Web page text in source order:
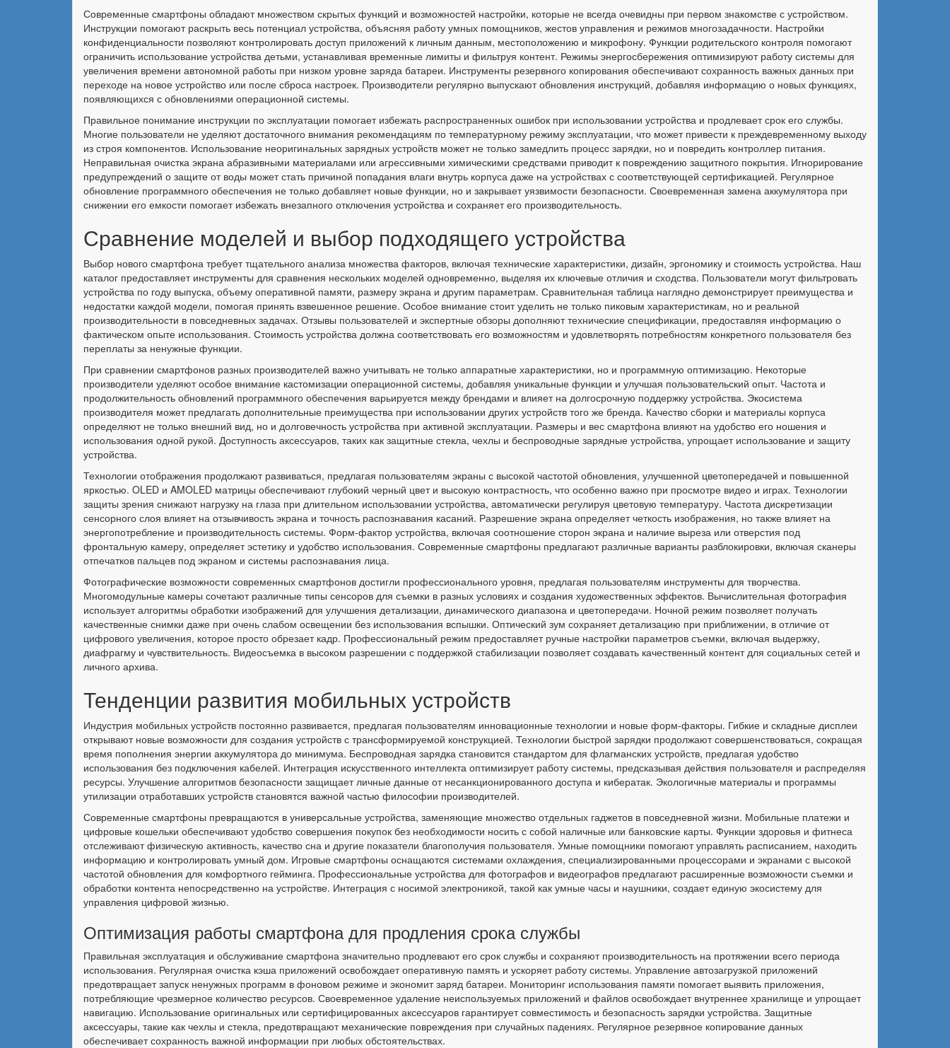
Современные смартфоны обладают множеством скрытых функций и возможностей настройки, которые не всегда очевидны при первом знакомстве с устройством.
Инструкции помогают раскрыть весь потенциал устройства, объясняя работу умных помощников, жестов управления и режимов многозадачности. Настройки
конфиденциальности позволяют контролировать доступ приложений к личным данным, местоположению и микрофону. Функции родительского контроля помогают
ограничить использование устройства детьми, устанавливая временные лимиты и фильтруя контент. Режимы энергосбережения оптимизируют работу системы для
увеличения времени автономной работы при низком уровне заряда батареи. Инструменты резервного копирования обеспечивают сохранность важных данных при
переходе на новое устройство или после сброса настроек. Производители регулярно выпускают обновления инструкций, добавляя информацию о новых функциях,
появляющихся с обновлениями операционной системы.
Правильное понимание инструкции по эксплуатации помогает избежать распространенных ошибок при использовании устройства и продлевает срок его службы.
Многие пользователи не уделяют достаточного внимания рекомендациям по температурному режиму эксплуатации, что может привести к преждевременному выходу
из строя компонентов. Использование неоригинальных зарядных устройств может не только замедлить процесс зарядки, но и повредить контроллер питания.
Неправильная очистка экрана абразивными материалами или агрессивными химическими средствами приводит к повреждению защитного покрытия. Игнорирование
предупреждений о защите от воды может стать причиной попадания влаги внутрь корпуса даже на устройствах с соответствующей сертификацией. Регулярное
обновление программного обеспечения не только добавляет новые функции, но и закрывает уязвимости безопасности. Своевременная замена аккумулятора при
снижении его емкости помогает избежать внезапного отключения устройства и сохраняет его производительность.
Сравнение моделей и выбор подходящего устройства
Выбор нового смартфона требует тщательного анализа множества факторов, включая технические характеристики, дизайн, эргономику и стоимость устройства. Наш
каталог предоставляет инструменты для сравнения нескольких моделей одновременно, выделяя их ключевые отличия и сходства. Пользователи могут фильтровать
устройства по году выпуска, объему оперативной памяти, размеру экрана и другим параметрам. Сравнительная таблица наглядно демонстрирует преимущества и
недостатки каждой модели, помогая принять взвешенное решение. Особое внимание стоит уделить не только пиковым характеристикам, но и реальной
производительности в повседневных задачах. Отзывы пользователей и экспертные обзоры дополняют технические спецификации, предоставляя информацию о
фактическом опыте использования. Стоимость устройства должна соответствовать его возможностям и удовлетворять потребностям конкретного пользователя без
переплаты за ненужные функции.
При сравнении смартфонов разных производителей важно учитывать не только аппаратные характеристики, но и программную оптимизацию. Некоторые
производители уделяют особое внимание кастомизации операционной системы, добавляя уникальные функции и улучшая пользовательский опыт. Частота и
продолжительность обновлений программного обеспечения варьируется между брендами и влияет на долгосрочную поддержку устройства. Экосистема
производителя может предлагать дополнительные преимущества при использовании других устройств того же бренда. Качество сборки и материалы корпуса
определяют не только внешний вид, но и долговечность устройства при активной эксплуатации. Размеры и вес смартфона влияют на удобство его ношения и
использования одной рукой. Доступность аксессуаров, таких как защитные стекла, чехлы и беспроводные зарядные устройства, упрощает использование и защиту
устройства.
Технологии отображения продолжают развиваться, предлагая пользователям экраны с высокой частотой обновления, улучшенной цветопередачей и повышенной
яркостью. OLED и AMOLED матрицы обеспечивают глубокий черный цвет и высокую контрастность, что особенно важно при просмотре видео и играх. Технологии
защиты зрения снижают нагрузку на глаза при длительном использовании устройства, автоматически регулируя цветовую температуру. Частота дискретизации
сенсорного слоя влияет на отзывчивость экрана и точность распознавания касаний. Разрешение экрана определяет четкость изображения, но также влияет на
энергопотребление и производительность системы. Форм-фактор устройства, включая соотношение сторон экрана и наличие выреза или отверстия под
фронтальную камеру, определяет эстетику и удобство использования. Современные смартфоны предлагают различные варианты разблокировки, включая сканеры
отпечатков пальцев под экраном и системы распознавания лица.
Фотографические возможности современных смартфонов достигли профессионального уровня, предлагая пользователям инструменты для творчества.
Многомодульные камеры сочетают различные типы сенсоров для съемки в разных условиях и создания художественных эффектов. Вычислительная фотография
использует алгоритмы обработки изображений для улучшения детализации, динамического диапазона и цветопередачи. Ночной режим позволяет получать
качественные снимки даже при очень слабом освещении без использования вспышки. Оптический зум сохраняет детализацию при приближении, в отличие от
цифрового увеличения, которое просто обрезает кадр. Профессиональный режим предоставляет ручные настройки параметров съемки, включая выдержку,
диафрагму и чувствительность. Видеосъемка в высоком разрешении с поддержкой стабилизации позволяет создавать качественный контент для социальных сетей и
личного архива.
Тенденции развития мобильных устройств
Индустрия мобильных устройств постоянно развивается, предлагая пользователям инновационные технологии и новые форм-факторы. Гибкие и складные дисплеи
открывают новые возможности для создания устройств с трансформируемой конструкцией. Технологии быстрой зарядки продолжают совершенствоваться, сокращая
время пополнения энергии аккумулятора до минимума. Беспроводная зарядка становится стандартом для флагманских устройств, предлагая удобство
использования без подключения кабелей. Интеграция искусственного интеллекта оптимизирует работу системы, предсказывая действия пользователя и распределяя
ресурсы. Улучшение алгоритмов безопасности защищает личные данные от несанкционированного доступа и кибератак. Экологичные материалы и программы
утилизации отработавших устройств становятся важной частью философии производителей.
Современные смартфоны превращаются в универсальные устройства, заменяющие множество отдельных гаджетов в повседневной жизни. Мобильные платежи и
цифровые кошельки обеспечивают удобство совершения покупок без необходимости носить с собой наличные или банковские карты. Функции здоровья и фитнеса
отслеживают физическую активность, качество сна и другие показатели благополучия пользователя. Умные помощники помогают управлять расписанием, находить
информацию и контролировать умный дом. Игровые смартфоны оснащаются системами охлаждения, специализированными процессорами и экранами с высокой
частотой обновления для комфортного гейминга. Профессиональные устройства для фотографов и видеографов предлагают расширенные возможности съемки и
обработки контента непосредственно на устройстве. Интеграция с носимой электроникой, такой как умные часы и наушники, создает единую экосистему для
управления цифровой жизнью.
Оптимизация работы смартфона для продления срока службы
Правильная эксплуатация и обслуживание смартфона значительно продлевают его срок службы и сохраняют производительность на протяжении всего периода
использования. Регулярная очистка кэша приложений освобождает оперативную память и ускоряет работу системы. Управление автозагрузкой приложений
предотвращает запуск ненужных программ в фоновом режиме и экономит заряд батареи. Мониторинг использования памяти помогает выявить приложения,
потребляющие чрезмерное количество ресурсов. Своевременное удаление неиспользуемых приложений и файлов освобождает внутреннее хранилище и упрощает
навигацию. Использование оригинальных или сертифицированных аксессуаров гарантирует совместимость и безопасность зарядки устройства. Защитные
аксессуары, такие как чехлы и стекла, предотвращают механические повреждения при случайных падениях. Регулярное резервное копирование данных
обеспечивает сохранность важной информации при любых обстоятельствах.